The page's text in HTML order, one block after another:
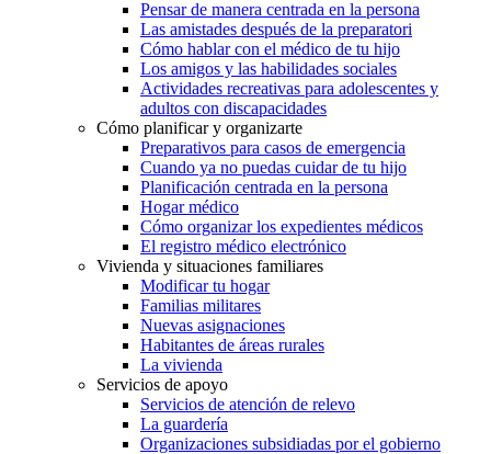
Pensar de manera centrada en la persona
Las amistades después de la preparatori
Cómo hablar con el médico de tu hijo
Los amigos y las habilidades sociales
Actividades recreativas para adolescentes y
adultos con discapacidades
Cómo planificar y organizarte
Preparativos para casos de emergencia
Cuando ya no puedas cuidar de tu hijo
Planificación centrada en la persona
Hogar médico
Cómo organizar los expedientes médicos
El registro médico electrónico
Vivienda y situaciones familiares
Modificar tu hogar
Familias militares
Nuevas asignaciones
Habitantes de áreas rurales
La vivienda
Servicios de apoyo
Servicios de atención de relevo
La guardería
Organizaciones subsidiadas por el gobierno